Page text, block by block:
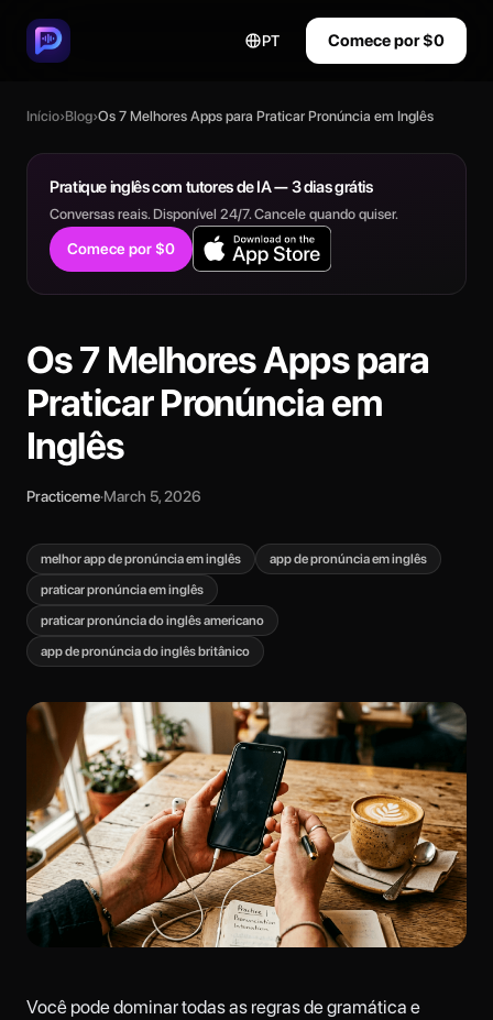
PT Comece por $0
Início›Blog›Os 7 Melhores Apps para Praticar Pronúncia em Inglês
Pratique inglês com tutores de IA — 3 dias grátis
Conversas reais. Disponível 24/7. Cancele quando quiser.
Comece por $0
Os 7 Melhores Apps para
Praticar Pronúncia em
Inglês
Practiceme·March 5, 2026
melhor app de pronúncia em inglês
app de pronúncia em inglês
praticar pronúncia em inglês
praticar pronúncia do inglês americano
app de pronúncia do inglês britânico
Você pode dominar todas as regras de gramática e